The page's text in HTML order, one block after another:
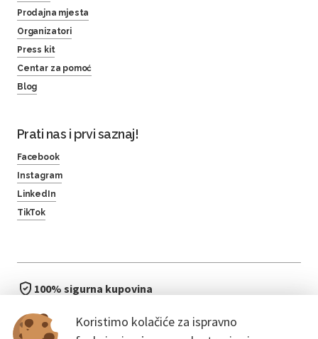
Koristimo kolačiće za ispravno
Prodajna mjesta
Organizatori
Press kit
Centar za pomoć
Blog
Prati nas i prvi saznaj!
Facebook
Instagram
LinkedIn
TikTok
100% sigurna kupovina
bez čekanja u redu